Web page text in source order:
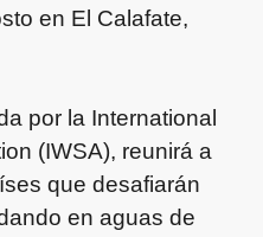
en El Calafate,
por la International
(IWSA), reunirá a
que desafiarán
en aguas de